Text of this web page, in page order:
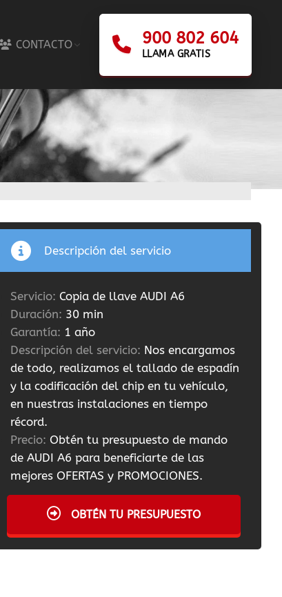
CONTACTO 900 802 604
LLAMA GRATIS
Descripción del servicio
Servicio: Copia de llave AUDI A6
Duración: 30 min
Garantía: 1 año
Descripción del servicio: Nos encargamos
de todo, realizamos el tallado de espadín
y la codificación del chip en tu vehículo,
en nuestras instalaciones en tiempo
récord.
Precio: Obtén tu presupuesto de mando
de AUDI A6 para beneficiarte de las
mejores OFERTAS y PROMOCIONES.
OBTÉN TU PRESUPUESTO